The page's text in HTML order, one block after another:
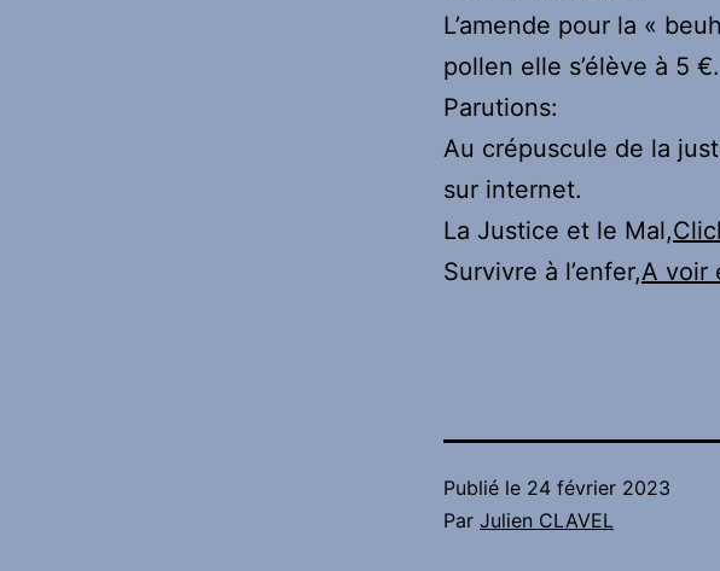
L’amende pour la «
pollen elle s’élève à 5 €.
Parutions:
Au crépuscule de la
sur internet.
La Justice et le Mal,
Survivre à l’enfer,A voir
Publié le 24 février 2023
Par Julien CLAVEL